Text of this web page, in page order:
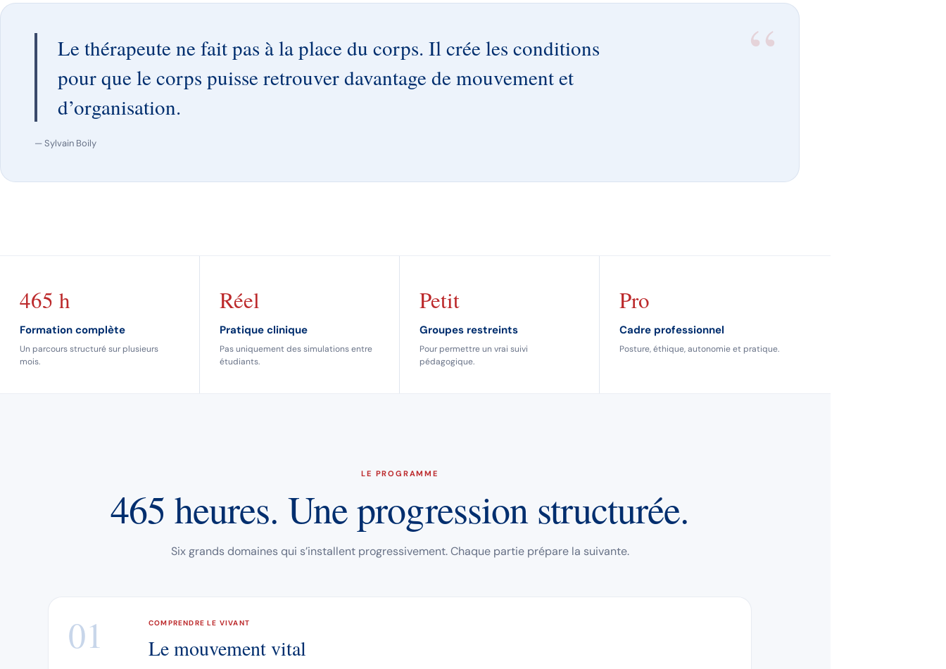
“
Le thérapeute ne fait pas à la place du corps. Il crée les conditions
pour que le corps puisse retrouver davantage de mouvement et
d’organisation.
— Sylvain Boily
465 h
Formation complète
Un parcours structuré sur plusieurs
mois.
Réel
Pratique clinique
Pas uniquement des simulations entre
étudiants.
Petit
Groupes restreints
Pour permettre un vrai suivi
pédagogique.
Pro
Cadre professionnel
Posture, éthique, autonomie et pratique.
LE PROGRAMME
465 heures. Une progression structurée.
Six grands domaines qui s’installent progressivement. Chaque partie prépare la suivante.
01 COMPRENDRE LE VIVANT
Le mouvement vital